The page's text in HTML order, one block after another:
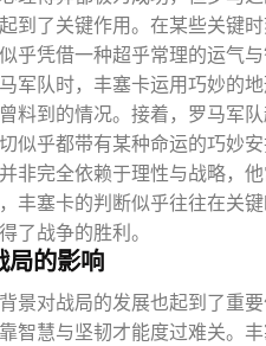
到了关键作用。在某些关键
乎凭借一种超乎常理的运气与
军队时，丰塞卡运用巧妙的
料到的情况。接着，罗马军
似乎都带有某种命运的巧妙
非完全依赖于理性与战略，
丰塞卡的判断似乎往往在关
了战争的胜利。
局的影响
景对战局的发展也起到了重
智慧与坚韧才能度过难关。